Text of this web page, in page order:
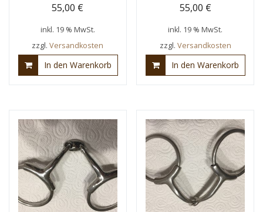
55,00 €
inkl. 19 % MwSt.
zzgl.Versandkosten
In den Warenkorb
55,00 €
inkl. 19 % MwSt.
zzgl. Versandkosten
In den Warenkorb